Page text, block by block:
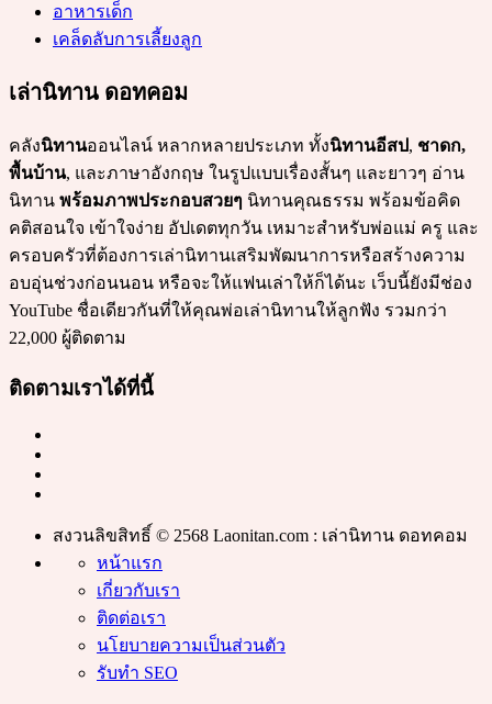
อาหารเด็ก
เคล็ดลับการเลี้ยงลูก
เล่านิทาน ดอทคอม
คลังนิทานออนไลน์ หลากหลายประเภท ทั้งนิทานอีสป, ชาดก,
พื้นบ้าน, และภาษาอังกฤษ ในรูปแบบเรื่องสั้นๆ และยาวๆ อ่าน
นิทาน พร้อมภาพประกอบสวยๆ นิทานคุณธรรม พร้อมข้อคิด
คติสอนใจ เข้าใจง่าย อัปเดตทุกวัน เหมาะสำหรับพ่อแม่ ครู และ
ครอบครัวที่ต้องการเล่านิทานเสริมพัฒนาการหรือสร้างความ
อบอุ่นช่วงก่อนนอน หรือจะให้แฟนเล่าให้ก็ได้นะ เว็บนี้ยังมีช่อง
YouTube ชื่อเดียวกันที่ให้คุณพ่อเล่านิทานให้ลูกฟัง รวมกว่า
22,000 ผู้ติดตาม
ติดตามเราได้ที่นี้
สงวนลิขสิทธิ์ © 2568 Laonitan.com : เล่านิทาน ดอทคอม
หน้าแรก
เกี่ยวกับเรา
ติดต่อเรา
นโยบายความเป็นส่วนตัว
รับทำ SEO